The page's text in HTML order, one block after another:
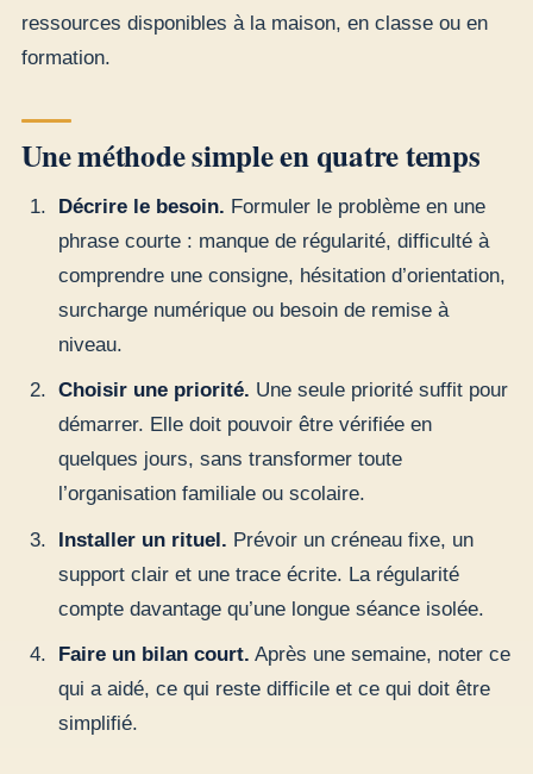
ressources disponibles à la maison, en classe ou en
formation.
Une méthode simple en quatre temps
Décrire le besoin. Formuler le problème en une
phrase courte : manque de régularité, difficulté à
comprendre une consigne, hésitation d’orientation,
surcharge numérique ou besoin de remise à
niveau.
Choisir une priorité. Une seule priorité suffit pour
démarrer. Elle doit pouvoir être vérifiée en
quelques jours, sans transformer toute
l’organisation familiale ou scolaire.
Installer un rituel. Prévoir un créneau fixe, un
support clair et une trace écrite. La régularité
compte davantage qu’une longue séance isolée.
Faire un bilan court. Après une semaine, noter ce
qui a aidé, ce qui reste difficile et ce qui doit être
simplifié.